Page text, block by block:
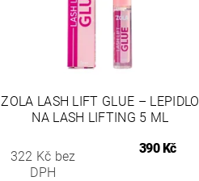
ZOLA LASH LIFT GLUE – LEPIDLO
NA LASH LIFTING 5 ML
322 Kč bez
DPH
390 Kč